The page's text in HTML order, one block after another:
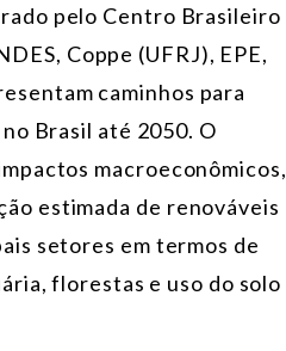
pelo Centro Brasileiro
Coppe (UFRJ), EPE,
caminhos para
Brasil até 2050. O
macroeconômicos,
estimada de renováveis
setores em termos de
florestas e uso do solo